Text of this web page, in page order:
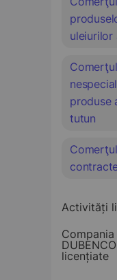
uleiurilor
produse
tutun
Activități
licențiate